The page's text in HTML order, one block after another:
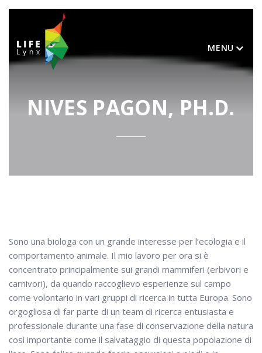
MENU
NIVES PAGON, PH.D.
Sono una biologa con un grande interesse per l’ecologia e il
comportamento animale. Il mio lavoro per ora si è
concentrato principalmente sui grandi mammiferi (erbivori e
carnivori), da quando raccoglievo esperienze sul campo
come volontario in vari gruppi di ricerca in tutta Europa. Sono
orgogliosa di far parte di un team di ricerca entusiasta e
professionale durante una fase di conservazione della natura
così importante come il salvataggio di questa popolazione di